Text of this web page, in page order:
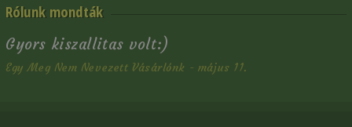
Rólunk mondták
Gyors kiszallitas volt:)
Egy Meg Nem Nevezett Vásárlónk - május 11.